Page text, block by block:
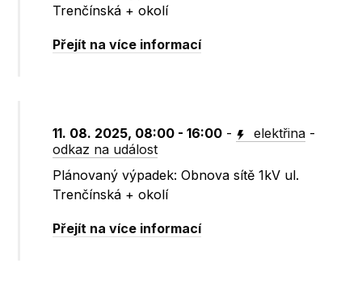
Trenčínská + okolí
Přejít na více informací
11. 08. 2025, 08:00 - 16:00 - elektřina -
odkaz na událost
Plánovaný výpadek: Obnova sítě 1kV ul.
Trenčínská + okolí
Přejít na více informací